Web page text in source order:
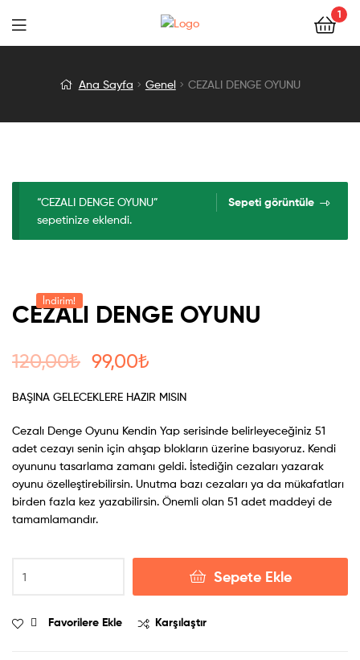
1
CEZALI
DENGE
Ana Sayfa Genel CEZALI DENGE OYUNU
Sepeti görüntüle
“CEZALI DENGE OYUNU”
sepetinize eklendi.
İndirim!
CEZALI DENGE OYUNU
120,00₺ 99,00₺
BAŞINA GELECEKLERE HAZIR MISIN
Cezalı Denge Oyunu Kendin Yap serisinde belirleyeceğiniz 51
adet cezayı senin için ahşap blokların üzerine basıyoruz. Kendi
oyununu tasarlama zamanı geldi. İstediğin cezaları yazarak
oyunu özelleştirebilirsin. Unutma bazı cezaları ya da mükafatları
birden fazla kez yazabilirsin. Önemli olan 51 adet maddeyi de
tamamlamandır.
Sepete Ekle
Favorilere Ekle Karşılaştır